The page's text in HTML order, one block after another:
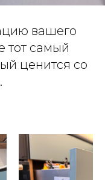
вашего
тот самый
ценится со